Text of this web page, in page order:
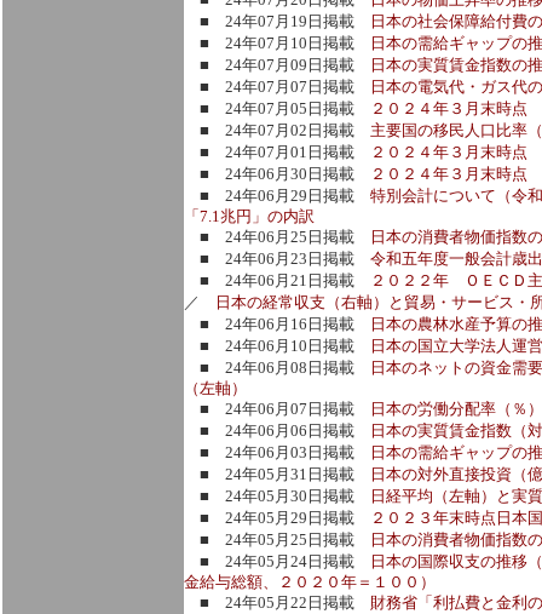
■ 24年07月19日掲載
日本の社会保障給付費
■ 24年07月10日掲載
日本の需給ギャップの
■ 24年07月09日掲載
日本の実質賃金指数の
■ 24年07月07日掲載
日本の電気代・ガス代
■ 24年07月05日掲載
２０２４年３月末時点
■ 24年07月02日掲載 主要国の移民人口比率
■ 24年07月01日掲載
２０２４年３月末時点
■ 24年06月30日掲載
２０２４年３月末時点
■ 24年06月29日掲載 特別会計について（令
「7.1兆円」の内訳
■ 24年06月25日掲載 日本の消費者物価指数
■ 24年06月23日掲載 令和五年度一般会計歳
■ 24年06月21日掲載
２０２２年 ＯＥＣＤ
／
日本の経常収支（右軸）と貿易・サービス・
■ 24年06月16日掲載
日本の農林水産予算の
■ 24年06月10日掲載
日本の国立大学法人運
■ 24年06月08日掲載
日本のネットの資金需
（左軸）
■ 24年06月07日掲載
日本の労働分配率（％
■ 24年06月06日掲載
日本の実質賃金指数（
■ 24年06月03日掲載
日本の需給ギャップの
■ 24年05月31日掲載
日本の対外直接投資（
■ 24年05月30日掲載
日経平均（左軸）と実
■ 24年05月29日掲載
２０２３年末時点日本
■ 24年05月25日掲載
日本の消費者物価指数
■ 24年05月24日掲載
日本の国際収支の推移
金給与総額、２０２０年＝１００）
■ 24年05月22日掲載 財務省「利払費と金利